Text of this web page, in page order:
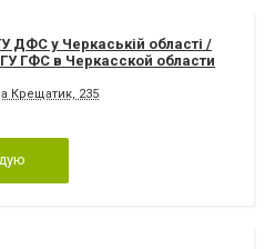
ДФС у Черкаській області /
ГФС в Черкасской области
Крещатик, 235